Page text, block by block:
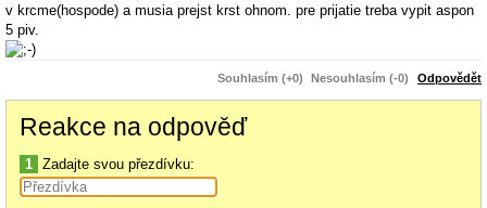
v krcme(hospode) a musia prejst krst ohnom. pre prijatie treba vypit aspon
5 piv.
Souhlasím (+0) Nesouhlasím (-0) Odpovědět
Reakce na odpověď
1 Zadajte svou přezdívku: